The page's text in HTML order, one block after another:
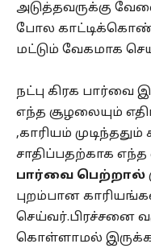
அடுத்தவருக்கு
போல
மட்டும் வேகமாக
நட்பு கிரக பார்வை
எந்த சூழலையும்
,காரியம்
சாதிப்பதற்காக
பார்வை பெற்றால்
புறம்பான
செய்வர்.பிரச்சனை
கொள்ளாமல் இருக்க